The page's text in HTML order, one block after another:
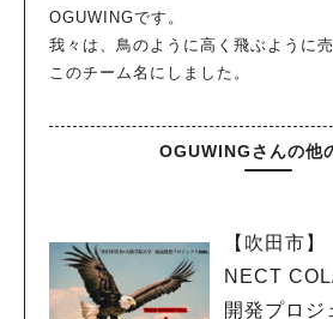
OGUWINGです。
我々は、鳥のように高く飛ぶように
このチーム名にしました。
OGUWINGさんの他
【吹田市
NECT
開発プロジ
#教えたい／教えて投稿記事 #大阪学院大
#あなたはどっち？